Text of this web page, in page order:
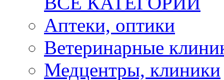
Аптеки, оптики
Ветеринарные
Медцентры, клиники